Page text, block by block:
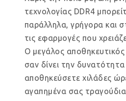
τεχνολογίας DDR4
παράλληλα, γρήγορα και
τις εφαρμογές που
Ο μεγάλος
σαν δίνει την
αποθηκεύσετε χιλάδες
αγαπημένα σας τραγούδια